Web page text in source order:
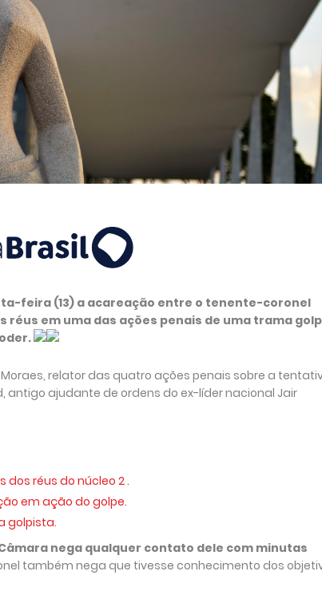
feira (13) a acareação entre o tenente-coronel
réus em uma das ações penais de uma trama
relator das quatro ações penais sobre a
ajudante de ordens do ex-líder nacional Jair
réus do núcleo 2 .
em ação do golpe.
golpista.
nega qualquer contato dele com minutas
também nega que tivesse conhecimento dos